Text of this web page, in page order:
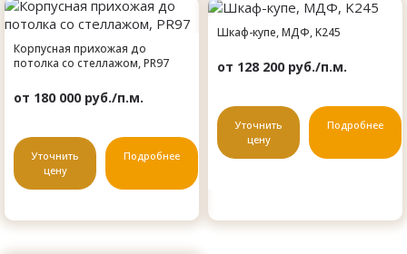
Корпусная прихожая до
потолка со стеллажом, PR97
от 180 000 руб./п.м.
Уточнить
цену
Подробнее
Шкаф-купе, МДФ, K245
от 128 200 руб./п.м.
Уточнить
цену
Подробнее